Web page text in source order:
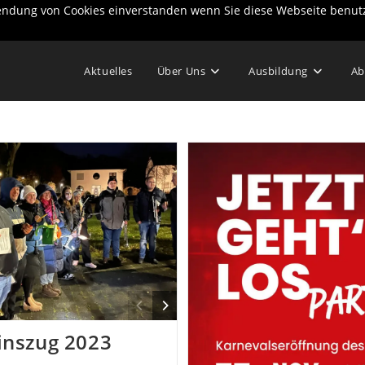
von Cookies einverstanden wenn Sie diese Webseite
Aktuelles Über Uns Ausbildung
2023